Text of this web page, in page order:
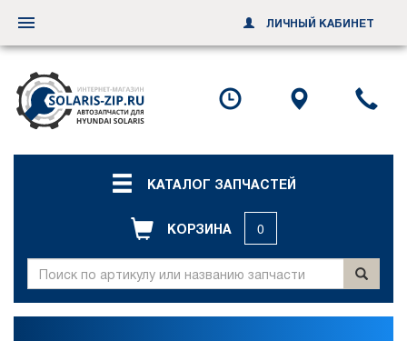
КАТАЛОГ ЗАПЧАСТЕЙ
КОРЗИНА 0
Переключить
навигацию
ЛИЧНЫЙ КАБИНЕТ
Посмотреть
график схему